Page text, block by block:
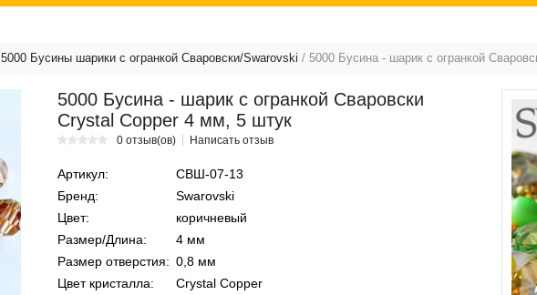
5000 Бусины шарики с огранкой Сваровски/Swarovski / 5000 Бусина - шарик с огранкой
5000 Бусина - шарик с огранкой Сваровски
Crystal Copper 4 мм, 5 штук
0 отзыв(ов) Написать отзыв
Артикул:
СВШ-07-13
Бренд:
Swarovski
Цвет:
коричневый
Размер/Длина:
4 мм
Размер отверстия: 0,8 мм
Цвет кристалла:
Crystal Copper